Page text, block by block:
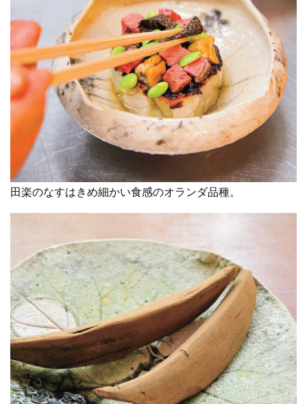
田楽のなすはきめ細かい食感のオランダ品種。